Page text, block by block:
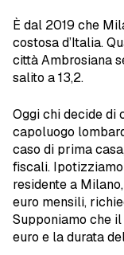
È dal 2019 che
costosa d’Italia.
città Ambrosiana
salito a 13,2.
Oggi chi decide di
capoluogo
caso di prima
fiscali.
residente a
euro mensili,
Supponiamo che
euro e la durata